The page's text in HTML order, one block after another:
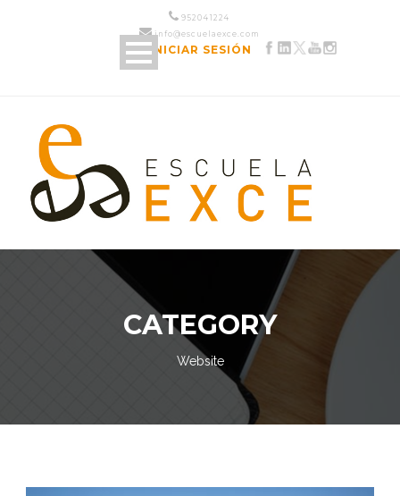
952 04 12 24
info@escuelaexce.com
INICIAR SESIÓN
CATEGORY
Website